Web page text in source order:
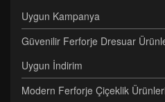
Uygun Kampanya
Güvenilir Ferforje Dresuar
Uygun İndirim
Modern Ferforje Çiçeklik